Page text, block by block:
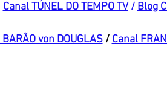
Canal TÚNEL DO TEMPO TV / Blog
von DOUGLAS / Canal